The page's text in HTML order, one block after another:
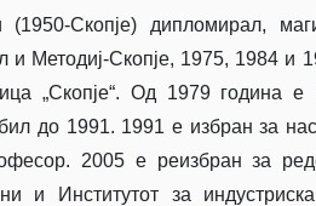
Скопје) дипломирал,
и Методиј-Скопје, 1975, 1984
„Скопје“. Од 1979 година
до 1991. 1991 е избран за
2005 е реизбран за
и Институтот за